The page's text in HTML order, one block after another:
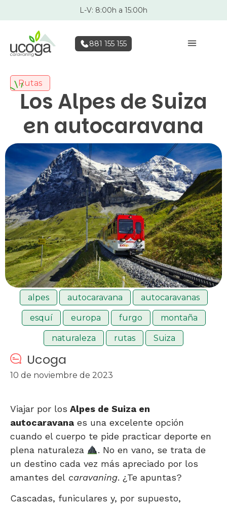
L-V: 8:00h a 15:00h
881 155 155
Rutas
Los Alpes de Suiza
en autocaravana
alpes autocaravana autocaravanas
esquí europa furgo montaña
naturaleza rutas Suiza
Ucoga
10 de noviembre de 2023
Viajar por los Alpes de Suiza en
autocaravana es una excelente opción
cuando el cuerpo te pide practicar deporte en
plena naturaleza
. No en vano, se trata de
un destino cada vez más apreciado por los
amantes del caravaning. ¿Te apuntas?
Cascadas, funiculares y, por supuesto,